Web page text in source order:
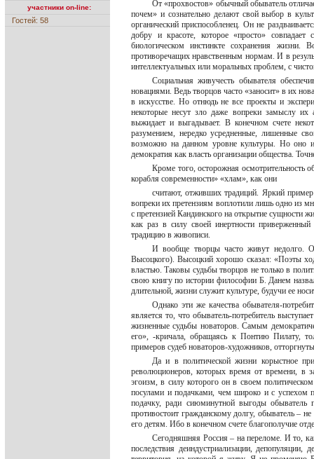
участники on-line:
Гостей: 58
От «прохвостов» обычный обыватель
почем» и сознательно делают свой выбор в
органический приспособленец. Он не
добру и красоте, которое «просто»
биологическом инстинкте сохранения жизни.
противоречащих нравственным нормам. И в
интеллектуальных или моральных проблем, с
Социальная живучесть обывателя
новациями. Ведь творцов часто «заносит» в их
в искусстве. Но отнюдь не все проекты и
некоторые несут зло даже вопреки замыслу их
выжидает и выгадывает. В конечном счете
разумением, нередко усредненные, лишенные
возможно на данном уровне культуры. Но оно
демократия как власть организации общества.
Кроме того, осторожная осмотрительность
корабля современности» «хлам», как они
считают, отживших традиций. Яркий
вопреки их претензиям воплотили лишь одно из
с претензией Кандинского на открытие сущности
как раз в силу своей инертности приверженный
традицию в живописи.
И вообще творцы часто живут недолго.
Высоцкого). Высоцкий хорошо сказал: «Поэты
властью. Таковы судьбы творцов не только в
свою книгу по истории философии Б. Данем
длительной, жизни служит культуре, будучи ее
Однако эти же качества обывателя-
является то, что обыватель-потребитель
жизненные судьбы новаторов. Самым
его», -кричала, обращаясь к Понтию Пилату,
примеров судеб новаторов-художников,
Да и в политической жизни корыстное
революционеров, которых время от времени, в
эгоизм, в силу которого он в своем
посулами и подачками, чем широко и с успехом
подачку, ради сиюминутной выгоды обыватель
противостоит гражданскому долгу, обыватель –
его детям. Ибо в конечном счете благополучие
Сегодняшняя Россия – на переломе. И то,
последствия деиндустриализации,